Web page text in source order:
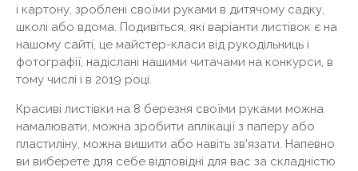
і картону, зроблені своїми руками в дитячому садку,
школі або вдома. Подивіться, які варіанти листівок є на
нашому сайті, це майстер-класи від рукодільниць і
фотографії, надіслані нашими читачами на конкурси, в
тому числі і в 2019 році.
Красиві листівки на 8 березня своїми руками можна
намалювати, можна зробити аплікації з паперу або
пластиліну, можна вишити або навіть зв'язати. Напевно
ви виберете для себе відповідні для вас за складністю